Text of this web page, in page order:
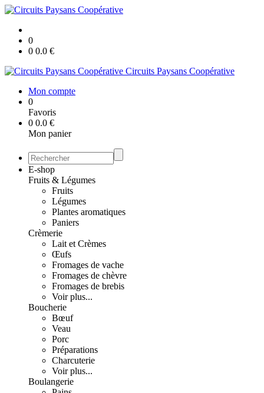
0
0 0.0 €
Circuits Paysans Coopérative
Mon compte
0
Favoris
0 0.0 €
Mon panier
E-shop
Fruits & Légumes
Fruits
Légumes
Plantes aromatiques
Paniers
Crèmerie
Lait et Crèmes
Œufs
Fromages de vache
Fromages de chèvre
Fromages de brebis
Voir plus...
Boucherie
Bœuf
Veau
Porc
Préparations
Charcuterie
Voir plus...
Boulangerie